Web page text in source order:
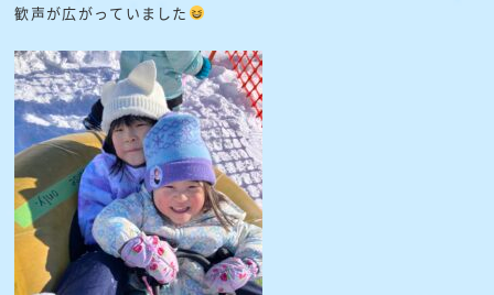
歓声が広がっていました